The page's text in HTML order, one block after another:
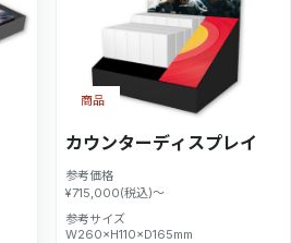
カウンターディスプレイ
参考価格
¥715,000(税込)～
参考サイズ
W260×H110×D165mm
商品